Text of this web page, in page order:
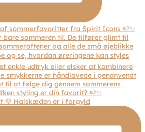
💜 Halskæden er i forgyld